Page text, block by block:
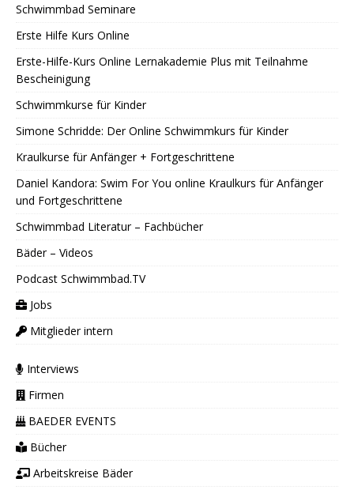
Schwimmbad Seminare
Erste Hilfe Kurs Online
Erste-Hilfe-Kurs Online Lernakademie Plus mit Teilnahme
Bescheinigung
Schwimmkurse für Kinder
Simone Schridde: Der Online Schwimmkurs für Kinder
Kraulkurse für Anfänger + Fortgeschrittene
Daniel Kandora: Swim For You online Kraulkurs für Anfänger
und Fortgeschrittene
Schwimmbad Literatur – Fachbücher
Bäder – Videos
Podcast Schwimmbad.TV
Jobs
Mitglieder intern
Interviews
Firmen
BAEDER EVENTS
Bücher
Arbeitskreise Bäder